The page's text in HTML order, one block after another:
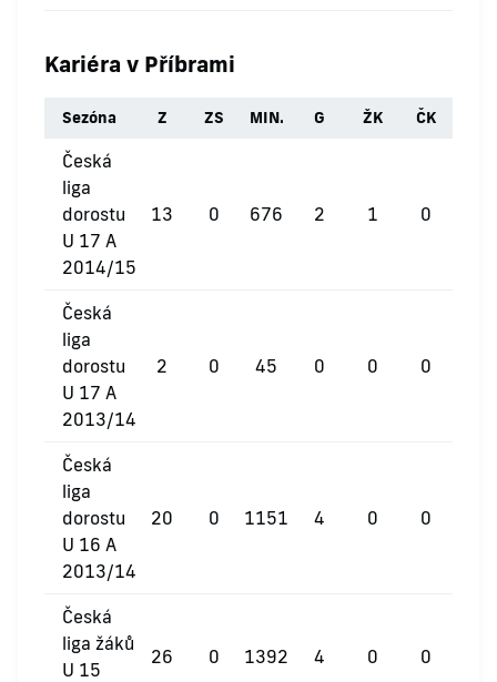
Kariéra v Příbrami
Sezóna Z ZS MIN. G ŽK ČK
Česká
liga
dorostu
U 17 A
2014/15
13 0 676 2 1 0
Česká
liga
dorostu
U 17 A
2013/14
2 0 45 0 0 0
Česká
liga
dorostu
U 16 A
2013/14
20 0 1151 4 0 0
Česká
liga žáků
U 15
26 0 1392 4 0 0